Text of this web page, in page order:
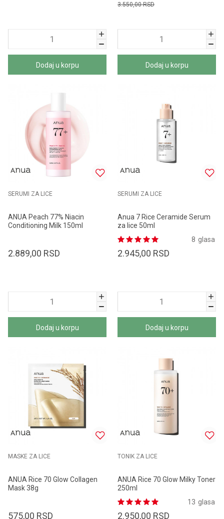
Dodaj u korpu
3.550,00RSD
Dodaj u korpu
SERUMI ZA LICE
ANUA Peach 77% Niacin
Conditioning Milk 150ml
2.889,00 RSD
Dodaj u korpu
SERUMI ZA LICE
Anua 7 Rice Ceramide Serum
za lice 50ml
glasa
8
2.945,00 RSD
Dodaj u korpu
MASKE ZA LICE
ANUA Rice 70 Glow Collagen
Mask 38g
575,00 RSD
TONIK ZA LICE
ANUA Rice 70 Glow Milky Toner
250ml
glasa
13
2.950,00 RSD